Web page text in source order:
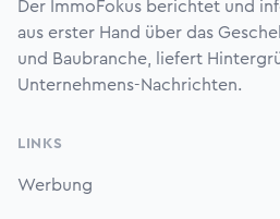
Der ImmoFokus berichtet und
aus erster Hand über das
und Baubranche, liefert
Unternehmens-Nachrichten.
LINKS
Werbung